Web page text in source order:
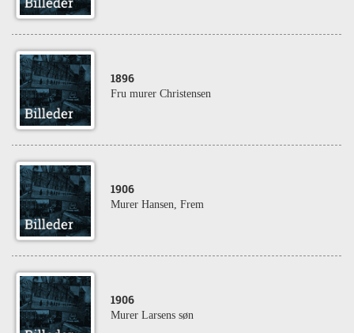
1896
Fru murer Christensen
1906
Murer Hansen, Frem
1906
Murer Larsens søn